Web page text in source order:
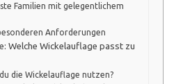
Familien mit gelegentlichem
Anforderungen
Welche Wickelauflage passt zu
die Wickelauflage nutzen?